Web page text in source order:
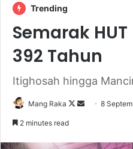
Trending
Semarak
392 Tahun
‎Itighosah hingga
Mang Raka
Follow
Send8
2 minutes read